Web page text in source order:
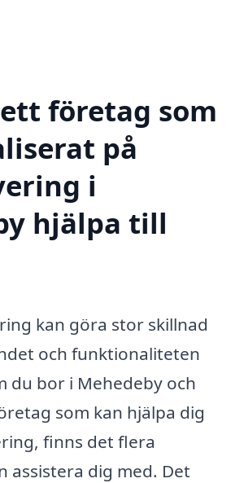
företag som
på
i
hjälpa till
kan göra stor skillnad
och funktionaliteten
du bor i Mehedeby och
som kan hjälpa dig
finns det flera
assistera dig med. Det